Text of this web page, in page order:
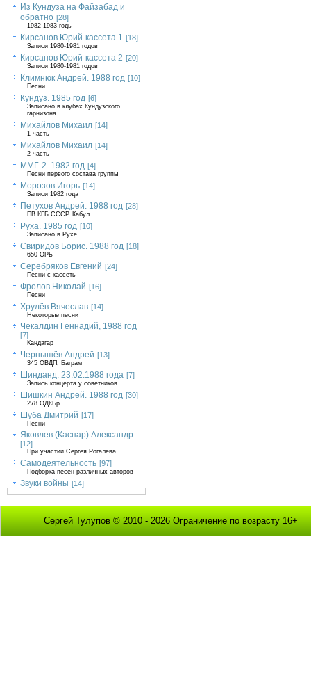
Из Кундуза на Файзабад и
обратно [28]
1982-1983 годы
Кирсанов Юрий-кассета 1 [18]
Записи 1980-1981 годов
Кирсанов Юрий-кассета 2 [20]
Записи 1980-1981 годов
Климнюк Андрей. 1988 год [10]
Песни
Кундуз. 1985 год [6]
Записано в клубах Кундузского
гарнизона
Михайлов Михаил [14]
1 часть
Михайлов Михаил [14]
2 часть
ММГ-2. 1982 год [4]
Песни первого состава группы
Морозов Игорь [14]
Записи 1982 года
Петухов Андрей. 1988 год [28]
ПВ КГБ СССР. Кабул
Руха. 1985 год [10]
Записано в Рухе
Свиридов Борис. 1988 год [18]
650 ОРБ
Серебряков Евгений [24]
Песни с кассеты
Фролов Николай [16]
Песни
Хрулёв Вячеслав [14]
Некоторые песни
Чекалдин Геннадий, 1988 год
[7]
Кандагар
Чернышёв Андрей [13]
345 ОВДП, Баграм
Шинданд. 23.02.1988 года [7]
Запись концерта у советников
Шишкин Андрей. 1988 год [30]
278 ОДКБр
Шуба Дмитрий [17]
Песни
Яковлев (Каспар) Александр
[12]
При участии Сергея Рогалёва
Самодеятельность [97]
Подборка песен различных авторов
Звуки войны [14]
Сергей Тулупов © 2010 - 2026 Ограничение по возрасту 16+